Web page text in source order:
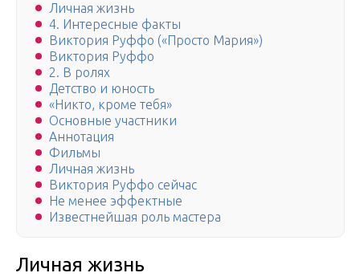
Личная жизнь
4. Интересные факты
Виктория Руффо («Просто Мария»)
Виктория Руффо
2. В ролях
Детство и юность
«Никто, кроме тебя»
Основные участники
Аннотация
Фильмы
Личная жизнь
Виктория Руффо сейчас
Не менее эффектные
Известнейшая роль мастера
Личная жизнь